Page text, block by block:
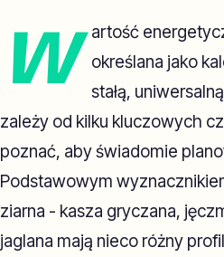
W
artość
określana jako
stałą,
zależy od kilku kluczowych
poznać, aby świadomie
Podstawowym
ziarna - kasza gryczana,
jaglana mają nieco różny